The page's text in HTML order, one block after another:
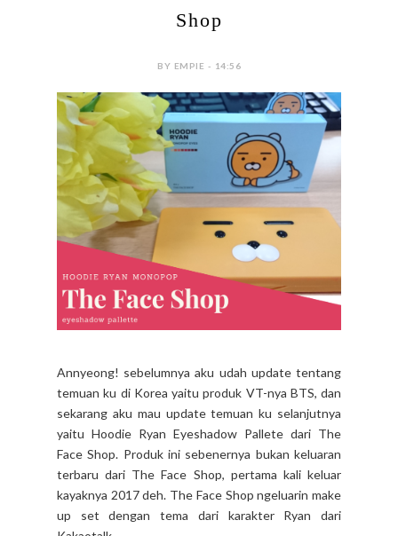
Shop
BY EMPIE - 14:56
Annyeong! sebelumnya aku udah update tentang
temuan ku di Korea yaitu produk VT-nya BTS, dan
sekarang aku mau update temuan ku selanjutnya
yaitu Hoodie Ryan Eyeshadow Pallete dari The
Face Shop. Produk ini sebenernya bukan keluaran
terbaru dari The Face Shop, pertama kali keluar
kayaknya 2017 deh. The Face Shop ngeluarin make
up set dengan tema dari karakter Ryan dari